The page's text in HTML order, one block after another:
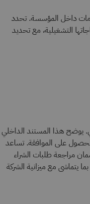
داخل المؤسسة. تحدد
التشغيلية، مع تحديد
يوضح هذا المستند الداخلي
على الموافقة. تساعد
مراجعة طلبات الشراء
يتماشى مع ميزانية الشركة